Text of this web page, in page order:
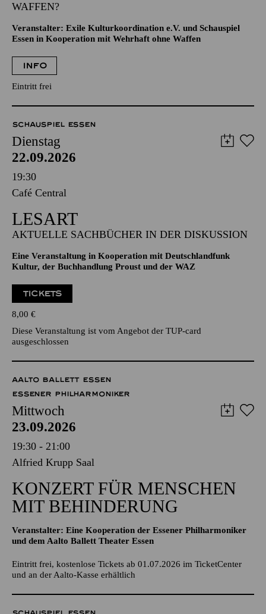
WAFFEN?
Veranstalter: Exile Kulturkoordination e.V. und Schauspiel
Essen in Kooperation mit Wehrhaft ohne Waffen
INFO
Eintritt frei
SCHAUSPIEL ESSEN
Dienstag
22.09.2026
19:30
Café Central
LESART
AKTUELLE SACHBÜCHER IN DER DISKUSSION
Eine Veranstaltung in Kooperation mit Deutschlandfunk
Kultur, der Buchhandlung Proust und der WAZ
TICKETS
8,00 €
Diese Veranstaltung ist vom Angebot der TUP-card
ausgeschlossen
AALTO BALLETT ESSEN
ESSENER PHILHARMONIKER
Mittwoch
23.09.2026
19:30 - 21:00
Alfried Krupp Saal
KONZERT FÜR MENSCHEN
MIT BEHINDERUNG
Veranstalter: Eine Kooperation der Essener Philharmoniker
und dem Aalto Ballett Theater Essen
Eintritt frei, kostenlose Tickets ab 01.07.2026 im TicketCenter
und an der Aalto-Kasse erhältlich